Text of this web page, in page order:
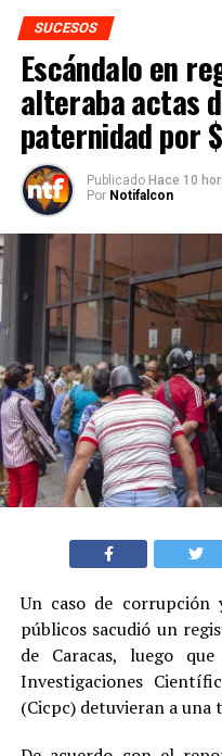
SUCESOS
Escándalo en
alteraba actas
paternidad por
Publicado Hace 10
Por Notifalcon
Un caso de corrupción
públicos sacudió un
de Caracas, luego
Investigaciones
(Cicpc) detuvieran a una